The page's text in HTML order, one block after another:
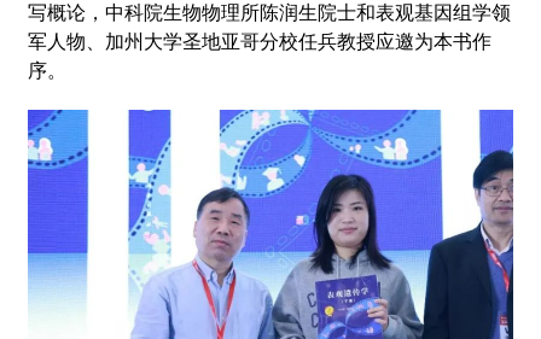
写概论，中科院生物物理所陈润生院士和表观基因组学领
军人物、加州大学圣地亚哥分校任兵教授应邀为本书作
序。